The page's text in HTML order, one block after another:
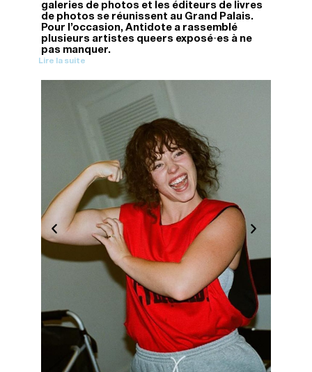
galeries de photos et les éditeurs de livres
de photos se réunissent au Grand Palais.
Pour l’occasion, Antidote a rassemblé
plusieurs artistes queers exposé·es à ne
pas manquer.
Lire la suite